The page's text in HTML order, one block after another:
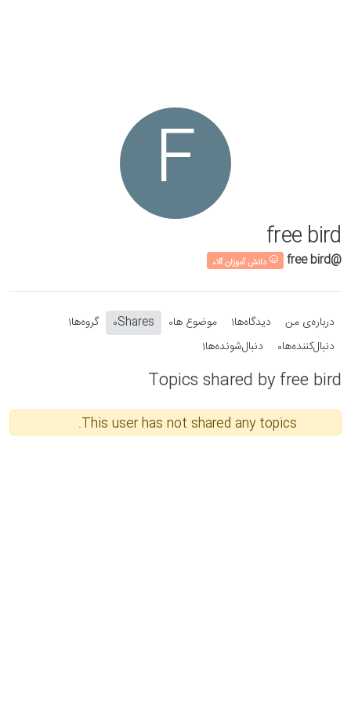
F
free bird
@free bird دانش آموزان آلاء
درباره‌‌ی من دیدگاه‌ها1 موضوع ها0
Shares
0 گروه‌ها1
دنبال‌کننده‌ها0 دنبال‌شونده‌ها1
Topics shared by free bird
This user has not shared any topics.